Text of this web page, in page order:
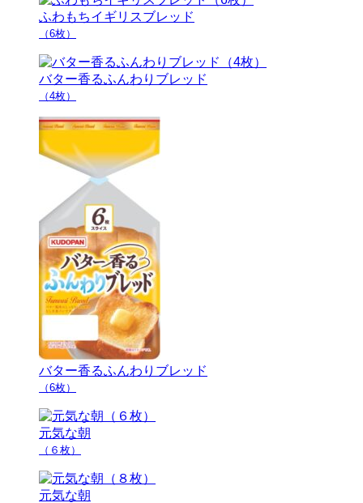
ふわもちイギリスブレッド
（6枚）
バター香るふんわりブレッド
（4枚）
バター香るふんわりブレッド
（6枚）
元気な朝
（６枚）
元気な朝